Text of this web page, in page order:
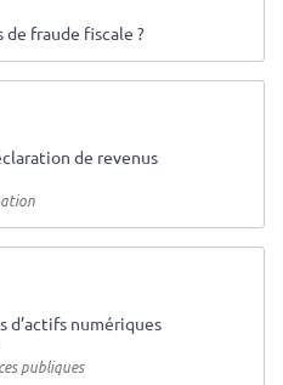
de fraude fiscale ?
de revenus
d’actifs numériques
publiques